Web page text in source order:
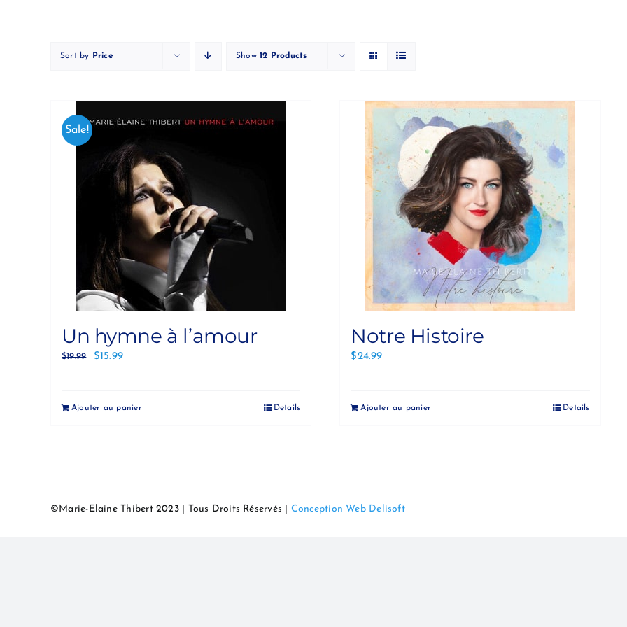
Sort by Price Show12 Products
Sale!
Un hymne à l’amour
$19.99 $15.99
Ajouter au panier Details
Notre Histoire
$24.99
Ajouter au panier Details
©Marie-Elaine Thibert 2023 | Tous Droits Réservés | Conception Web Delisoft